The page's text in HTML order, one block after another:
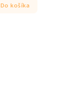
Do košíka